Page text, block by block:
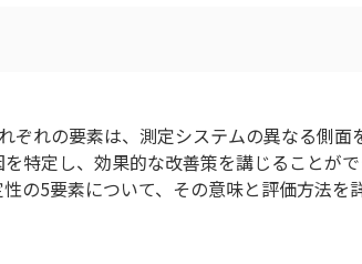
ぞれの要素は、測定システムの異なる側面
特定し、効果的な改善策を講じることが
の5要素について、その意味と評価方法を